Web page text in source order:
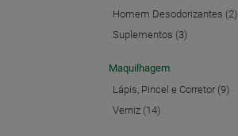
Homem Desodorizantes (2)
Suplementos (3)
Maquilhagem
Lápis, Pincel e Corretor (9)
Verniz (14)